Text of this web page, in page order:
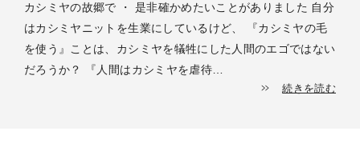
カシミヤの故郷で ・ 是非確かめたいことがありました 自分
はカシミヤニットを生業にしているけど、 『カシミヤの毛
を使う』ことは、カシミヤを犠牲にした人間のエゴではない
だろうか？ 『人間はカシミヤを虐待…
続きを読む